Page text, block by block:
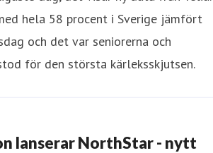
hela 58 procent i Sverige jämfört
och det var seniorerna och
för den största kärleksskjutsen.
lanserar NorthStar - nytt